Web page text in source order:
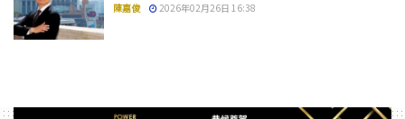
陳嘉俊 2026年02月26日 16:38